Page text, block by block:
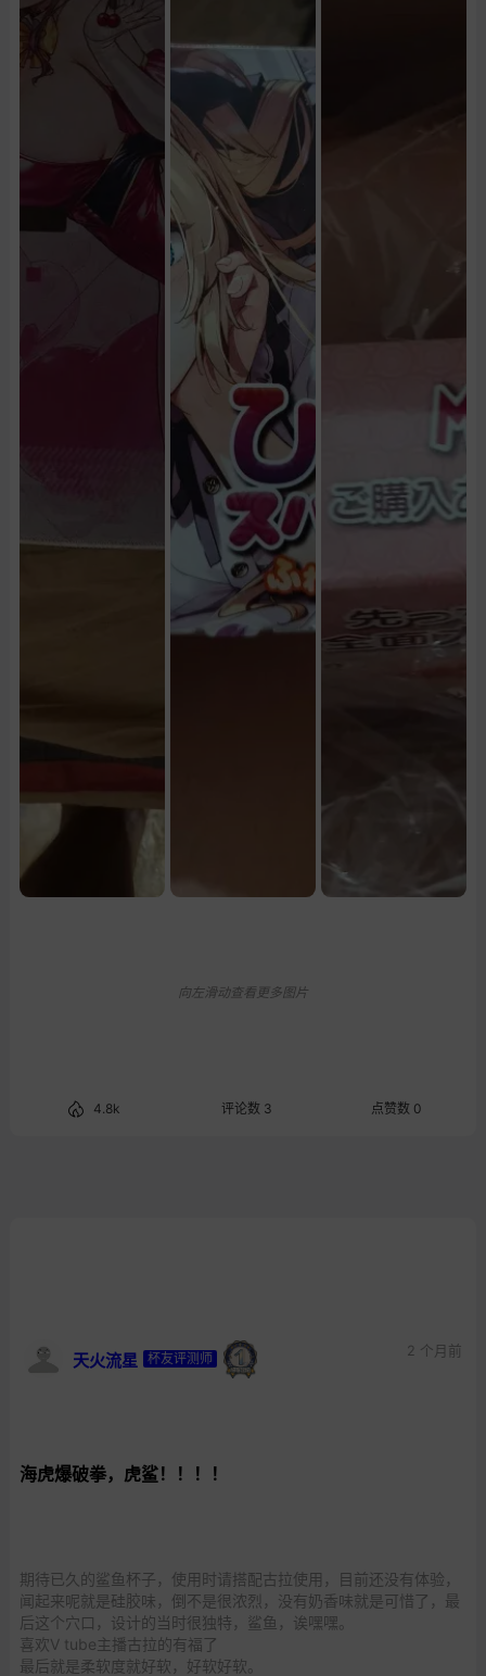
向左滑动查看更多图片
4.8k 评论数 3 点赞数 0
天火流星 杯友评测师 2 个月前
海虎爆破拳，虎鲨！！！！
期待已久的鲨鱼杯子，使用时请搭配古拉使用，目前还没有体验，
闻起来呢就是硅胶味，倒不是很浓烈，没有奶香味就是可惜了，最
后这个穴口，设计的当时很独特，鲨鱼，诶嘿嘿。
喜欢V tube主播古拉的有福了
最后就是柔软度就好软，好软好软。